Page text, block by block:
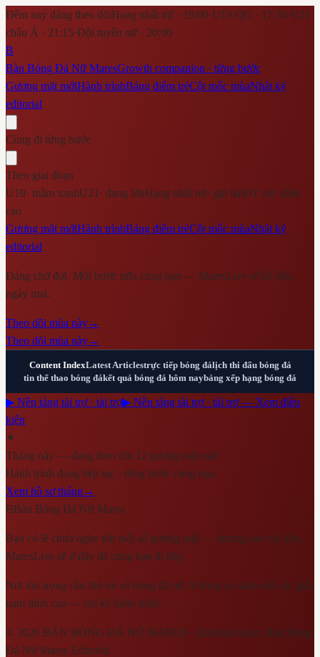
Đêm nay đáng theo dõiHạng nhất nữ · 19:00·U19 QG · 17:30·U21
châu Á · 21:15·Đội tuyển nữ · 20:00
B
Bàn Bóng Đá Nữ MaresGrowth companion · từng bước
Gương mặt mớiHành trìnhBảng điểm trẻCột mốc mùaNhật ký
editorial
Cùng đi từng bước
Theo giai đoạn
U19· mầm xanhU21 · đang lớnHạng nhất nữ· gặt háiĐT nữ· đỉnh
cao
Gương mặt mớiHành trìnhBảng điểm trẻCột mốc mùaNhật ký
editorial
Đáng chờ đợi. Một bước nữa cùng bạn — MaresLive sẽ kể tiếp
ngày mai.
Theo dõi mùa này→
Theo dõi mùa này→
Content IndexLatest Articlestrực tiếp bóng đálịch thi đấu bóng đá
tin thể thao bóng đákết quả bóng đá hôm naybảng xếp hạng bóng đá
▶ Nền tảng tài trợ · tài trợ▶ Nền tảng tài trợ · tài trợ — Xem điều
kiện
✦
Tháng này — đang theo dõi 12 gương mặt mới
Hành trình đang tiếp tục · từng bước cùng bạn
Xem hồ sơ tháng→
BBàn Bóng Đá Nữ Mares
Bạn có lẽ chưa nghe tên một số gương mặt — nhưng sau vài trận,
MaresLive sẽ ở đây để cùng bạn đi tiếp.
Nơi tôn trọng cầu thủ trẻ và bóng đá nữ. Không so sánh với các giải
nam đỉnh cao — chỉ kể hành trình.
© 2026 BÀN BÓNG ĐÁ NỮ MARES · Editorial team: Bàn Bóng
Đá Nữ Mares Editorial